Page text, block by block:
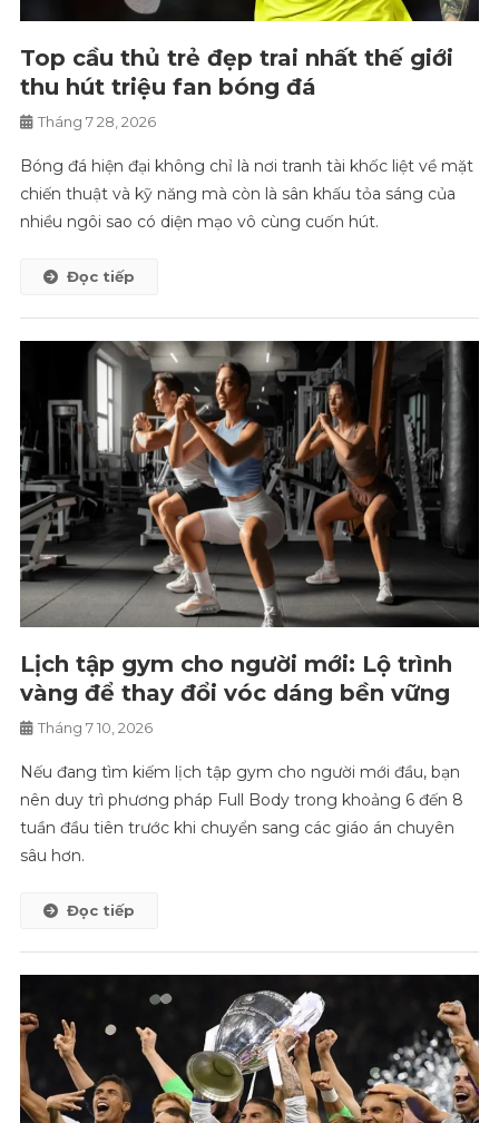
Top cầu thủ trẻ đẹp trai nhất thế giới
thu hút triệu fan bóng đá
Tháng 7 28, 2026
Bóng đá hiện đại không chỉ là nơi tranh tài khốc liệt về mặt
chiến thuật và kỹ năng mà còn là sân khấu tỏa sáng của
nhiều ngôi sao có diện mạo vô cùng cuốn hút.
Đọc tiếp
Lịch tập gym cho người mới: Lộ trình
vàng để thay đổi vóc dáng bền vững
Tháng 7 10, 2026
Nếu đang tìm kiếm lịch tập gym cho người mới đầu, bạn
nên duy trì phương pháp Full Body trong khoảng 6 đến 8
tuần đầu tiên trước khi chuyển sang các giáo án chuyên
sâu hơn.
Đọc tiếp